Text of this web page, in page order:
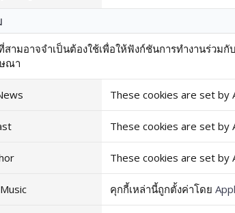
ามอาจจำเป็นต้องใช้เพื่อให้ฟังก์ชันการทำงานร่วม
ณา
These cookies are set by
These cookies are set by
These cookies are set by
คุกกี้เหล่านี้ถูกตั้งค่าโดย